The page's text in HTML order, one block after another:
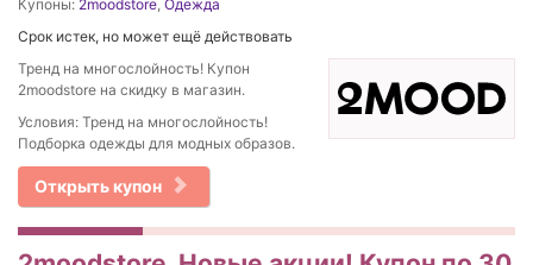
Купоны: 2moodstore, Одежда
Срок истек, но может ещё действовать
Тренд на многослойность! Купон
2moodstore на скидку в магазин.
Условия: Тренд на многослойность!
Подборка одежды для модных образов.
Открыть купон